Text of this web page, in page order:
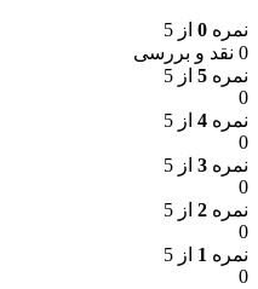
نمره 0 از 5
0 نقد و بررسی
نمره 5 از 5
0
نمره 4 از 5
0
نمره 3 از 5
0
نمره 2 از 5
0
نمره 1 از 5
0